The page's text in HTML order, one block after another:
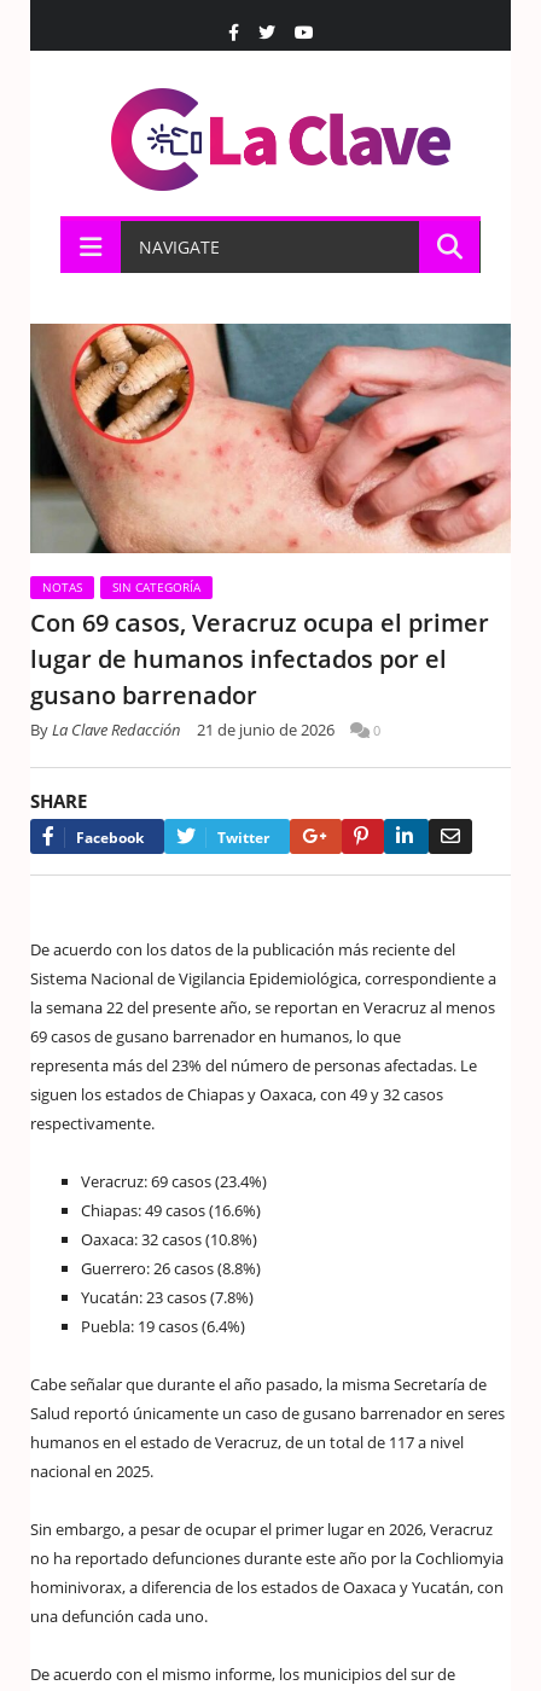
NAVIGATE
NOTAS SIN CATEGORÍA
Con 69 casos, Veracruz ocupa el primer
lugar de humanos infectados por el
gusano barrenador
ByLa Clave Redacción 21 de junio de 2026 0
SHARE
Facebook Twitter Google+PinterestLinkedIn
De acuerdo con los datos de la publicación más reciente del
Sistema Nacional de Vigilancia Epidemiológica, correspondiente a
la semana 22 del presente año, se reportan en Veracruz al menos
69 casos de gusano barrenador en humanos, lo que
representa más del 23% del número de personas afectadas. Le
siguen los estados de Chiapas y Oaxaca, con 49 y 32 casos
respectivamente.
Veracruz: 69 casos (23.4%)
Chiapas: 49 casos (16.6%)
Oaxaca: 32 casos (10.8%)
Guerrero: 26 casos (8.8%)
Yucatán: 23 casos (7.8%)
Puebla: 19 casos (6.4%)
Cabe señalar que durante el año pasado, la misma Secretaría de
Salud reportó únicamente un caso de gusano barrenador en seres
humanos en el estado de Veracruz, de un total de 117 a nivel
nacional en 2025.
Sin embargo, a pesar de ocupar el primer lugar en 2026, Veracruz
no ha reportado defunciones durante este año por la Cochliomyia
hominivorax, a diferencia de los estados de Oaxaca y Yucatán, con
una defunción cada uno.
De acuerdo con el mismo informe, los municipios del sur de